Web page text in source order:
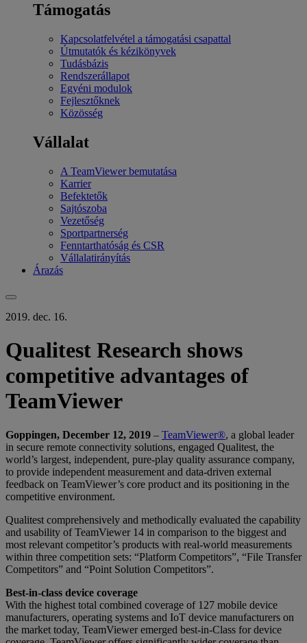
Támogatás
Kapcsolatfelvétel a támogatási csapattal
Útmutatók és kézikönyvek
Tudásbázis
Rendszerállapot
Egyéni modulok
Fejlesztőknek
Közösség
Vállalat
A TeamViewer bemutatása
Karrier
Befektetők
Sajtószoba
Vezetőség
Sportpartnerség
Fenntarthatóság és CSR
Vállalatirányítás
Árazás
2019. dec. 16.
Qualitest Research shows
competitive advantages of
TeamViewer
Goppingen, December 12, 2019 – TeamViewer®, a global leader
in secure remote connectivity solutions, engaged Qualitest, the
world’s largest, independent, pure-play quality assurance company,
to provide independent measurement and data-driven external
feedback on TeamViewer’s core product and its positioning in the
competitive environment.
Qualitest comprehensively and methodically evaluated the capability
and usability of TeamViewer 14 in comparison to the biggest and
most relevant competitor’s products with real-world measurements
within three competition sets: “Platform Competitors”, “File Transfer
Competitors” and “Point Solution Competitors”.
Best-in-class device coverage
With the highest total combined coverage of 127 mobile device
manufacturers, operating systems and IoT device manufacturers on
the market today, TeamViewer emerged best-in-Class for device